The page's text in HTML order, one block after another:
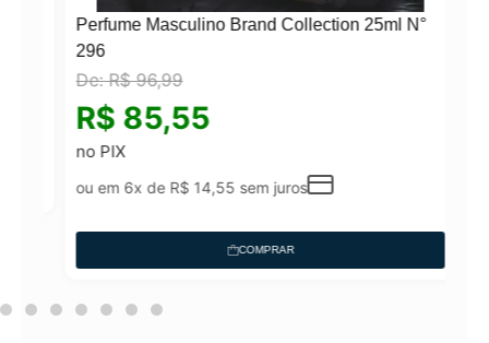
Perfume Masculino Brand Collection 25ml N°
296
De:R$96,99
R$85,55
no PIX
ou em 6x deR$14,55sem juros
COMPRAR